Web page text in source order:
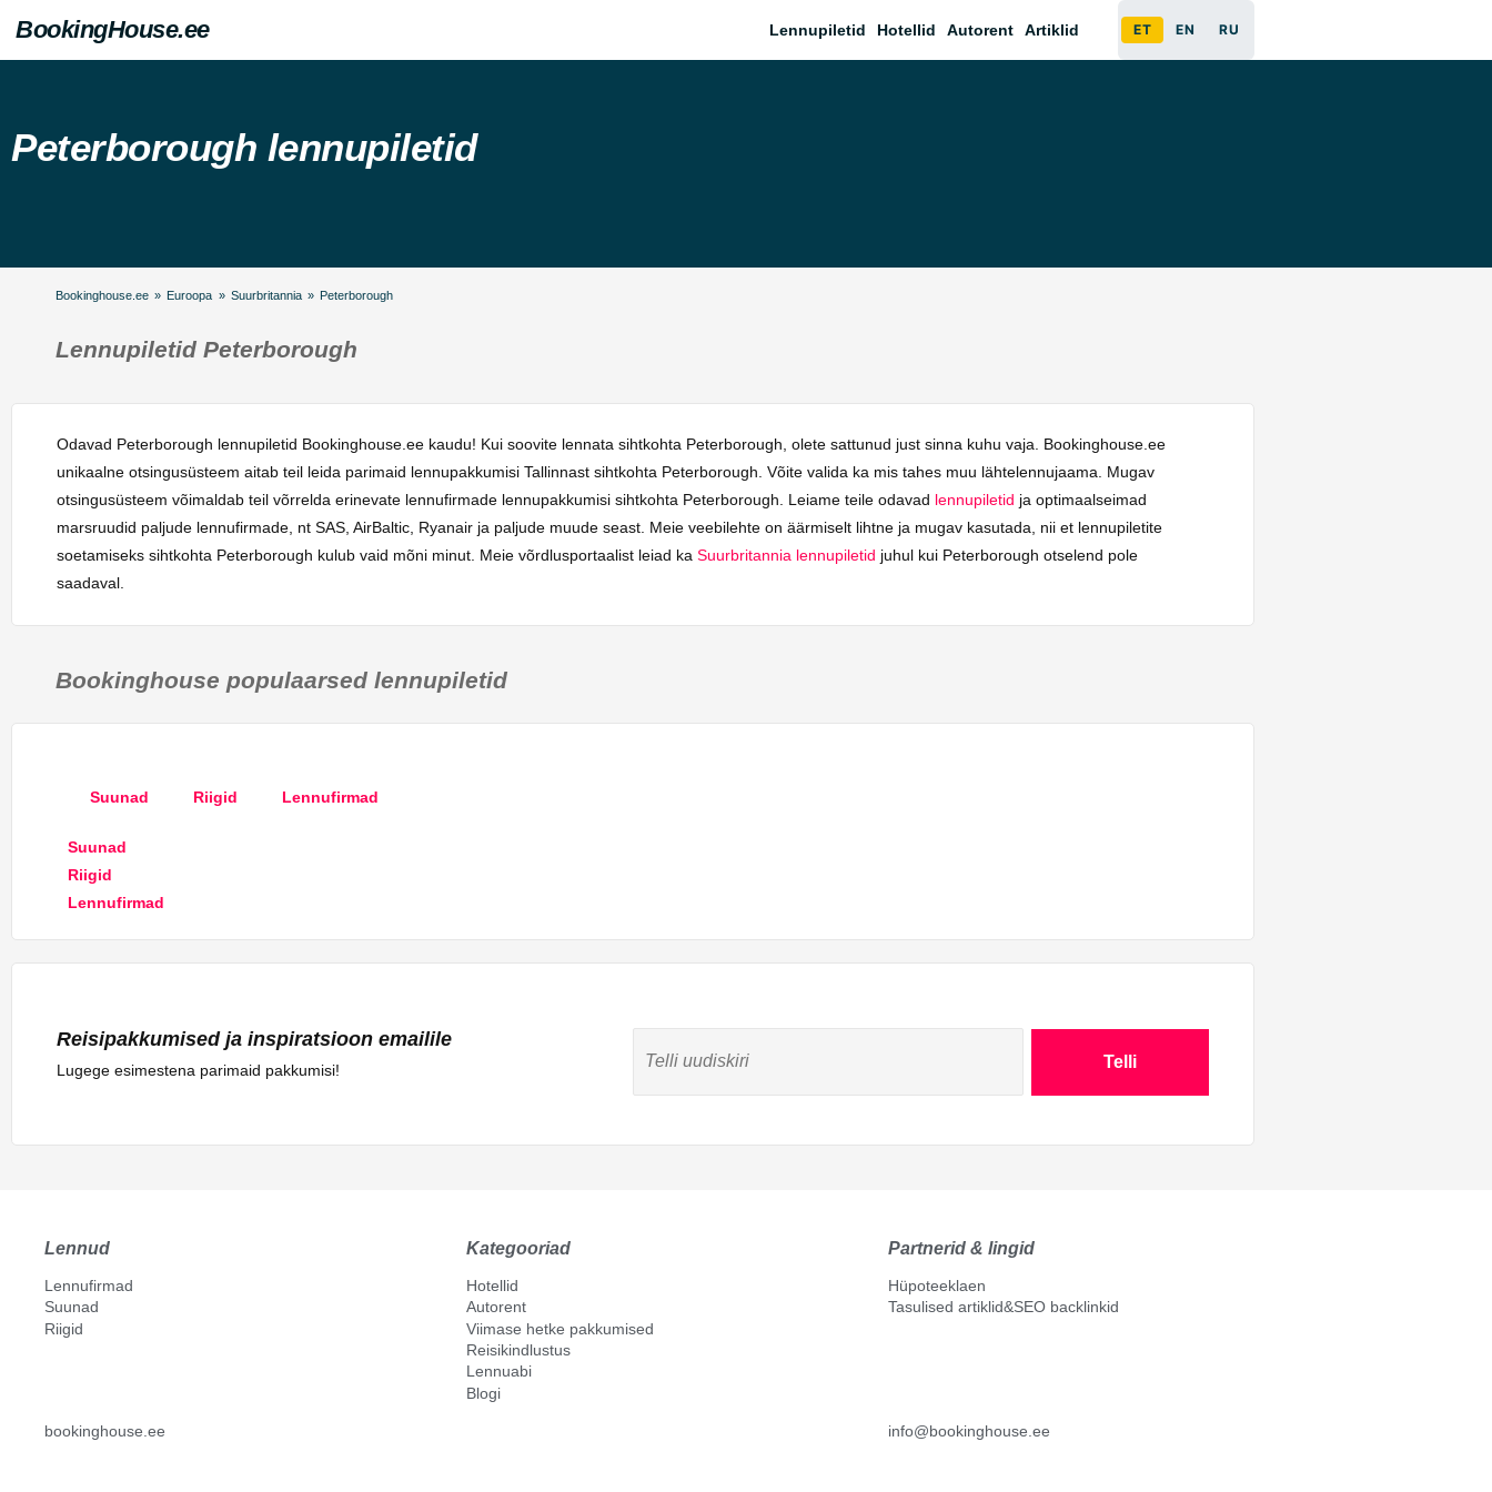
BookingHouse.ee Lennupiletid Hotellid Autorent Artiklid ET EN RU
Peterborough lennupiletid
Bookinghouse.ee » Euroopa » Suurbritannia» Peterborough
Lennupiletid Peterborough
Odavad Peterborough lennupiletid Bookinghouse.ee kaudu! Kui soovite lennata sihtkohta Peterborough, olete sattunud just sinna kuhu vaja. Bookinghouse.ee
unikaalne otsingusüsteem aitab teil leida parimaid lennupakkumisi Tallinnast sihtkohta Peterborough. Võite valida ka mis tahes muu lähtelennujaama. Mugav
otsingusüsteem võimaldab teil võrrelda erinevate lennufirmade lennupakkumisi sihtkohta Peterborough. Leiame teile odavad lennupiletid ja optimaalseimad
marsruudid paljude lennufirmade, nt SAS, AirBaltic, Ryanair ja paljude muude seast. Meie veebilehte on äärmiselt lihtne ja mugav kasutada, nii et lennupiletite
soetamiseks sihtkohta Peterborough kulub vaid mõni minut. Meie võrdlusportaalist leiad ka Suurbritannia lennupiletid juhul kui Peterborough otselend pole
saadaval.
Bookinghouse populaarsed lennupiletid
Suunad Riigid Lennufirmad
Suunad
Riigid
Lennufirmad
Reisipakkumised ja inspiratsioon emailile
Lugege esimestena parimaid pakkumisi! Telli
Lennud
Lennufirmad
Suunad
Riigid
Kategooriad
Hotellid
Autorent
Viimase hetke pakkumised
Reisikindlustus
Lennuabi
Blogi
Partnerid & lingid
Hüpoteeklaen
Tasulised artiklid&SEO backlinkid
bookinghouse.ee info@bookinghouse.ee